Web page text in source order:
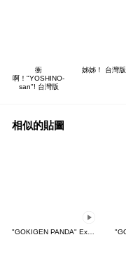
衝
啊！"YOSHINO-
san"! 台灣版
姊姊！ 台灣版
相似的貼圖
"GOKIGEN PANDA" Express with Moves